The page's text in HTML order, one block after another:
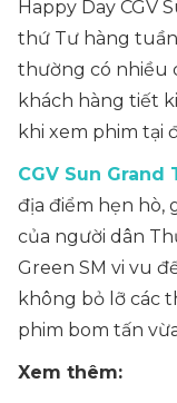
Happy Day CGV
thứ Tư hàng
thường có nhiều
khách hàng tiết
khi xem phim tại
CGV Sun Grand
địa điểm hẹn hò,
của người dân
Green SM vi vu
không bỏ lỡ các
phim bom tấn vừa
Xem thêm: